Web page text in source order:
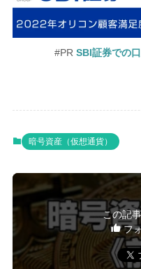
#PR SBI証券での
暗号資産（仮想通貨）
この記
フ